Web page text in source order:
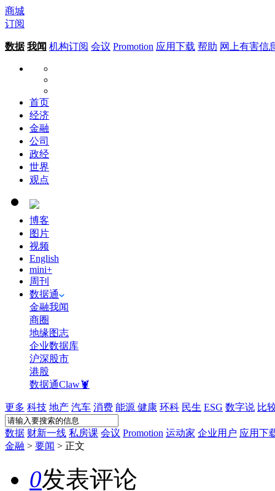
商城
订阅
数据 我闻 机构订阅 会议 Promotion 应用下载 帮助 网上有害信
首页
经济
金融
公司
政经
世界
观点
博客
图片
视频
English
mini+
周刊
数据通
金融我闻
商圈
地缘图志
企业数据库
沪深股市
港股
数据通Claw🦞
更多 科技 地产 汽车 消费 能源 健康 环科 民生 ESG 数字说 比
数据 财新一线 私房课 会议 Promotion 运动家 企业用户 应用下
金融 > 要闻 > 正文
0发表评论